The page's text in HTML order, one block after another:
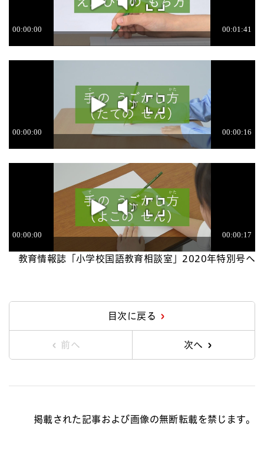
教育情報誌「小学校国語教育相談室」2020年特別号へ
目次に戻る
前へ 次へ
掲載された記事および画像の無断転載を禁じます。